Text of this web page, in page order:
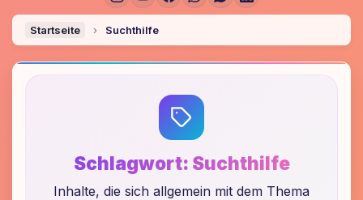
Startseite › Suchthilfe
Schlagwort: Suchthilfe
Inhalte, die sich allgemein mit dem Thema